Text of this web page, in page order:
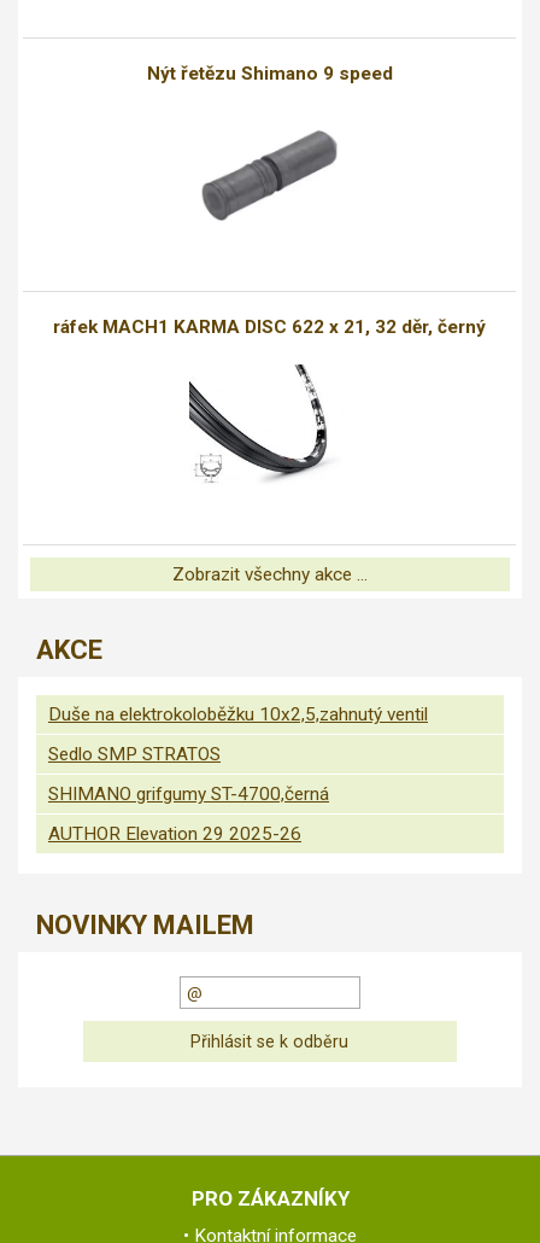
Nýt řetězu Shimano 9 speed
ráfek MACH1 KARMA DISC 622 x 21, 32 děr, černý
Zobrazit všechny akce ...
AKCE
Duše na elektrokoloběžku 10x2,5,zahnutý ventil
Sedlo SMP STRATOS
SHIMANO grifgumy ST-4700,černá
AUTHOR Elevation 29 2025-26
NOVINKY MAILEM
PRO ZÁKAZNÍKY
Kontaktní informace